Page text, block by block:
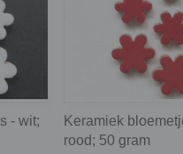
- wit;
Keramiek
rood; 50 gram